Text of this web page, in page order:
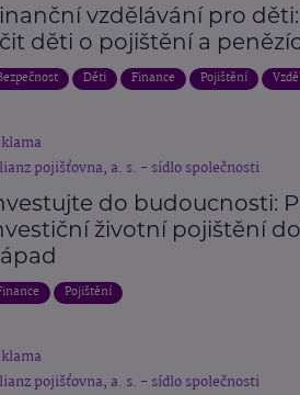
vzdělávání pro
děti o pojištění a
Děti Finance Pojištění
pojišťovna, a. s. - sídlo společnosti
do budoucnosti:
životní pojištění
Pojištění
pojišťovna, a. s. - sídlo společnosti